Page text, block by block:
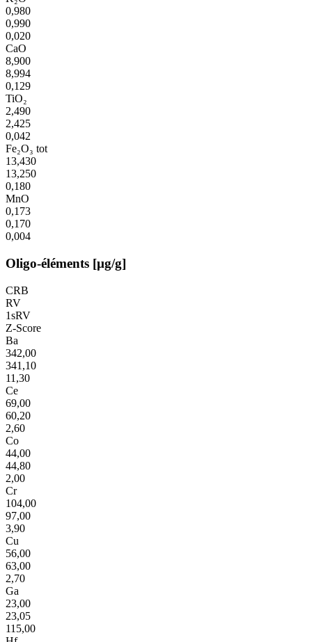
0,980
0,990
0,020
CaO
8,900
8,994
0,129
TiO₂
2,490
2,425
0,042
Fe₂O₃ tot
13,430
13,250
0,180
MnO
0,173
0,170
0,004
Oligo-éléments [µg/g]
CRB
RV
1sRV
Z-Score
Ba
342,00
341,10
11,30
Ce
69,00
60,20
2,60
Co
44,00
44,80
2,00
Cr
104,00
97,00
3,90
Cu
56,00
63,00
2,70
Ga
23,00
23,05
115,00